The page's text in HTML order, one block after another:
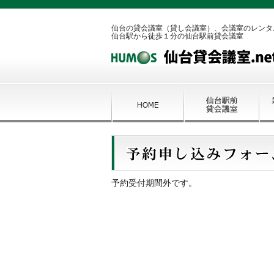
仙台の貸会議室（貸し会議室）、会議室のレン
仙台駅から徒歩１分の仙台駅前貸会議室
予約受付期間外です。